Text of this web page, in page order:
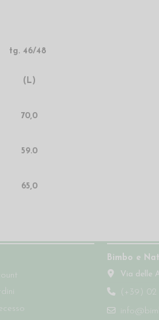
tg. 46/48
(L)
70,0
59.0
65,0
Bimbo e
Via delle
(+39) 02